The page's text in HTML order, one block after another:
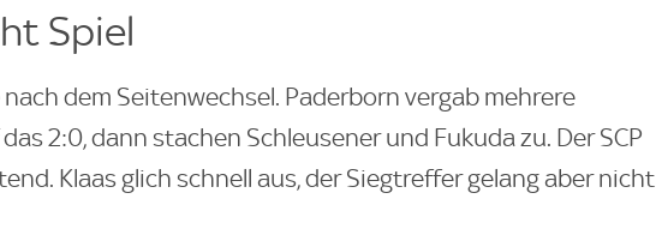
Spiel
dem Seitenwechsel. Paderborn vergab mehrere
2:0, dann stachen Schleusener und Fukuda zu. Der SCP
Klaas glich schnell aus, der Siegtreffer gelang aber nicht